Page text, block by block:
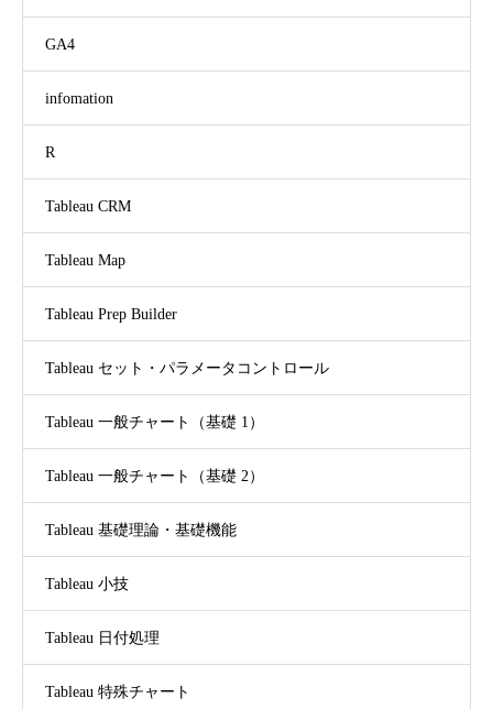
GA4
infomation
R
Tableau CRM
Tableau Map
Tableau Prep Builder
Tableau セット・パラメータコントロール
Tableau 一般チャート（基礎 1）
Tableau 一般チャート（基礎 2）
Tableau 基礎理論・基礎機能
Tableau 小技
Tableau 日付処理
Tableau 特殊チャート